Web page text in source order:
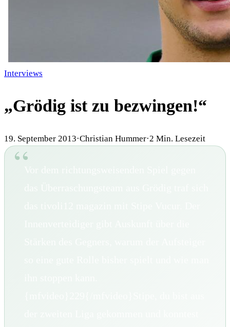
Interviews
„Grödig ist zu bezwingen!“
19. September 2013·Christian Hummer·2 Min. Lesezeit